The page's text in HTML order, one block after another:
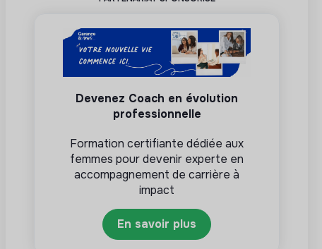
Devenez Coach en évolution
professionnelle
Formation certifiante dédiée aux
femmes pour devenir experte en
accompagnement de carrière à
impact
En savoir plus